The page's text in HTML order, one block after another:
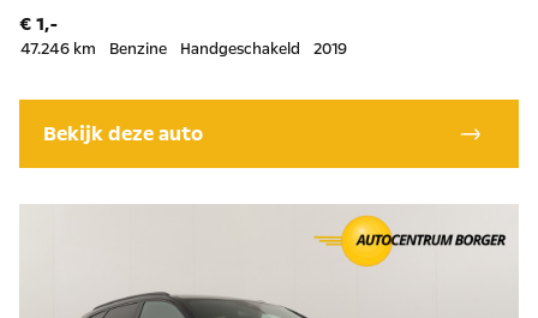
€ 1,-
47.246 km Benzine Handgeschakeld 2019
Bekijk deze auto